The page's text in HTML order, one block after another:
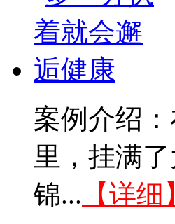
案例介绍
里，挂满
锦... 【详细